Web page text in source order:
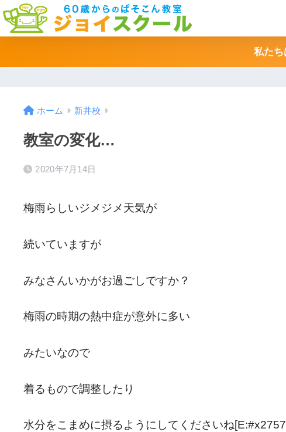
私たち
ホーム 新井校
教室の変化…
2020年7月14日
梅雨らしいジメジメ天気が
続いていますが
みなさんいかがお過ごしですか？
梅雨の時期の熱中症が意外に多い
みたいなので
着るもので調整したり
水分をこまめに摂るようにしてくださいね